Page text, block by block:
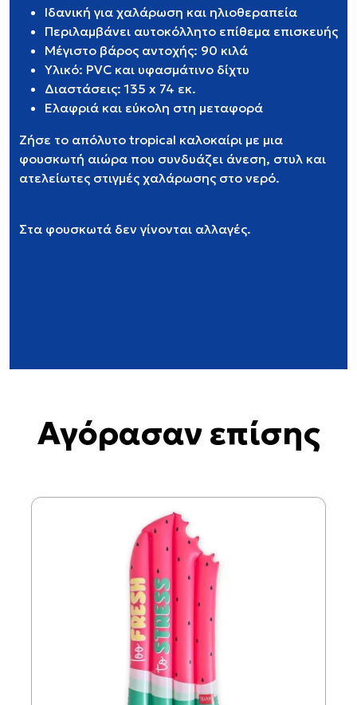
Ιδανική για χαλάρωση και ηλιοθεραπεία
Περιλαμβάνει αυτοκόλλητο επίθεμα επισκευής
Μέγιστο βάρος αντοχής: 90 κιλά
Υλικό: PVC και υφασμάτινο δίχτυ
Διαστάσεις: 135 x 74 εκ.
Ελαφριά και εύκολη στη μεταφορά
Ζήσε το απόλυτο tropical καλοκαίρι με μια
φουσκωτή αιώρα που συνδυάζει άνεση, στυλ και
ατελείωτες στιγμές χαλάρωσης στο νερό.
Στα φουσκωτά δεν γίνονται αλλαγές.
Αγόρασαν επίσης